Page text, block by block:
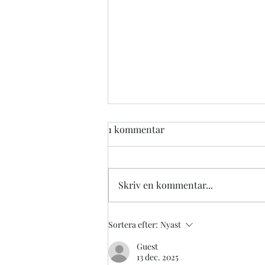
SKF Kristinedal Padelhall
1 kommentar
Skriv en kommentar...
Sortera efter: Nyast
Guest
13 dec. 2025